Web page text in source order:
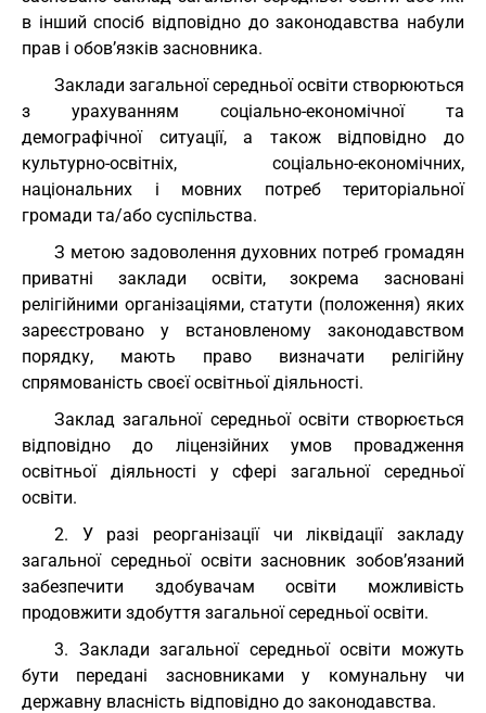
в інший спосіб відповідно до законодавства набули
прав і обов’язків засновника.
Заклади загальної середньої освіти створюються
з урахуванням соціально-економічної та
демографічної ситуації, а також відповідно до
культурно-освітніх, соціально-економічних,
національних і мовних потреб територіальної
громади та/або суспільства.
З метою задоволення духовних потреб громадян
приватні заклади освіти, зокрема засновані
релігійними організаціями, статути (положення) яких
зареєстровано у встановленому законодавством
порядку, мають право визначати релігійну
спрямованість своєї освітньої діяльності.
Заклад загальної середньої освіти створюється
відповідно до ліцензійних умов провадження
освітньої діяльності у сфері загальної середньої
освіти.
2. У разі реорганізації чи ліквідації закладу
загальної середньої освіти засновник зобов’язаний
забезпечити здобувачам освіти можливість
продовжити здобуття загальної середньої освіти.
3. Заклади загальної середньої освіти можуть
бути передані засновниками у комунальну чи
державну власність відповідно до законодавства.